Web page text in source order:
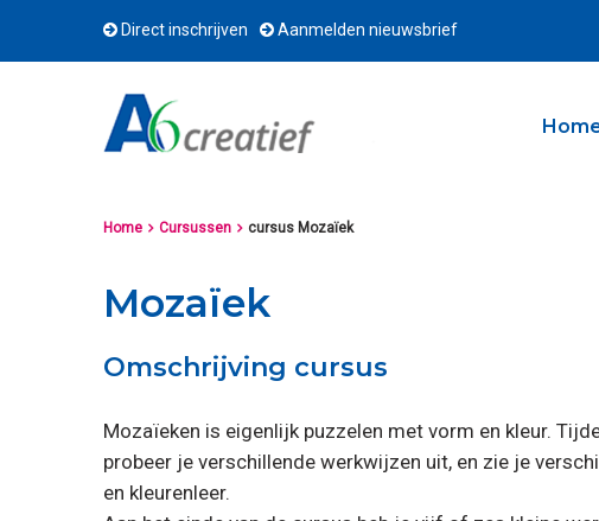
Direct inschrijven Aanmelden nieuwsbrief
Home  Cursussen  cursus Mozaïek
Mozaïek
Omschrijving cursus
Mozaïeken is eigenlijk puzzelen met vorm en kleur.
probeer je verschillende werkwi­jzen uit, en zie je
en kleurenleer.